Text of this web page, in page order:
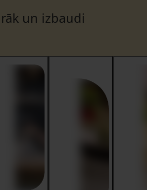
un izbaudi